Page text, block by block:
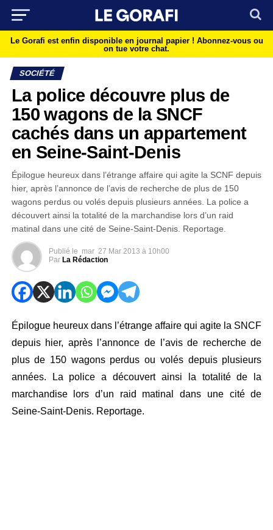
Le Gorafi est enfin disponible en journal papier ! Abonnez-vous ou
on tue votre chat.
SOCIÉTÉ
La police découvre plus de
150 wagons de la SNCF
cachés dans un appartement
en Seine-Saint-Denis
Épilogue heureux dans l’étrange affaire qui agite la SCNF depuis
hier, après l’annonce de l’avis de recherche de plus de 150
wagons perdus ou volés depuis plusieurs années. La police a
découvert ainsi la totalité de la marchandise lors d’un raid
matinal dans une cité de Seine-Saint-Denis. Reportage.
Publié le mar 27 Mar 2013 à 10h00
Par La Rédaction
Épilogue heureux dans l’étrange affaire qui agite la SNCF
depuis hier, après l’annonce de l’avis de recherche de
plus de 150 wagons perdus ou volés depuis plusieurs
années. La police a découvert ainsi la totalité de la
marchandise lors d’un raid matinal dans une cité de
Seine-Saint-Denis. Reportage.